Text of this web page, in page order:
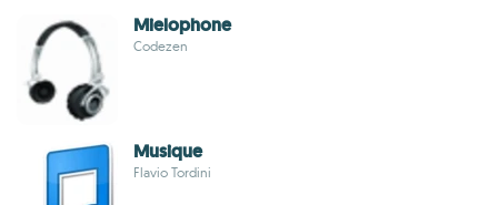
Mielophone
Codezen
Musique
Flavio Tordini